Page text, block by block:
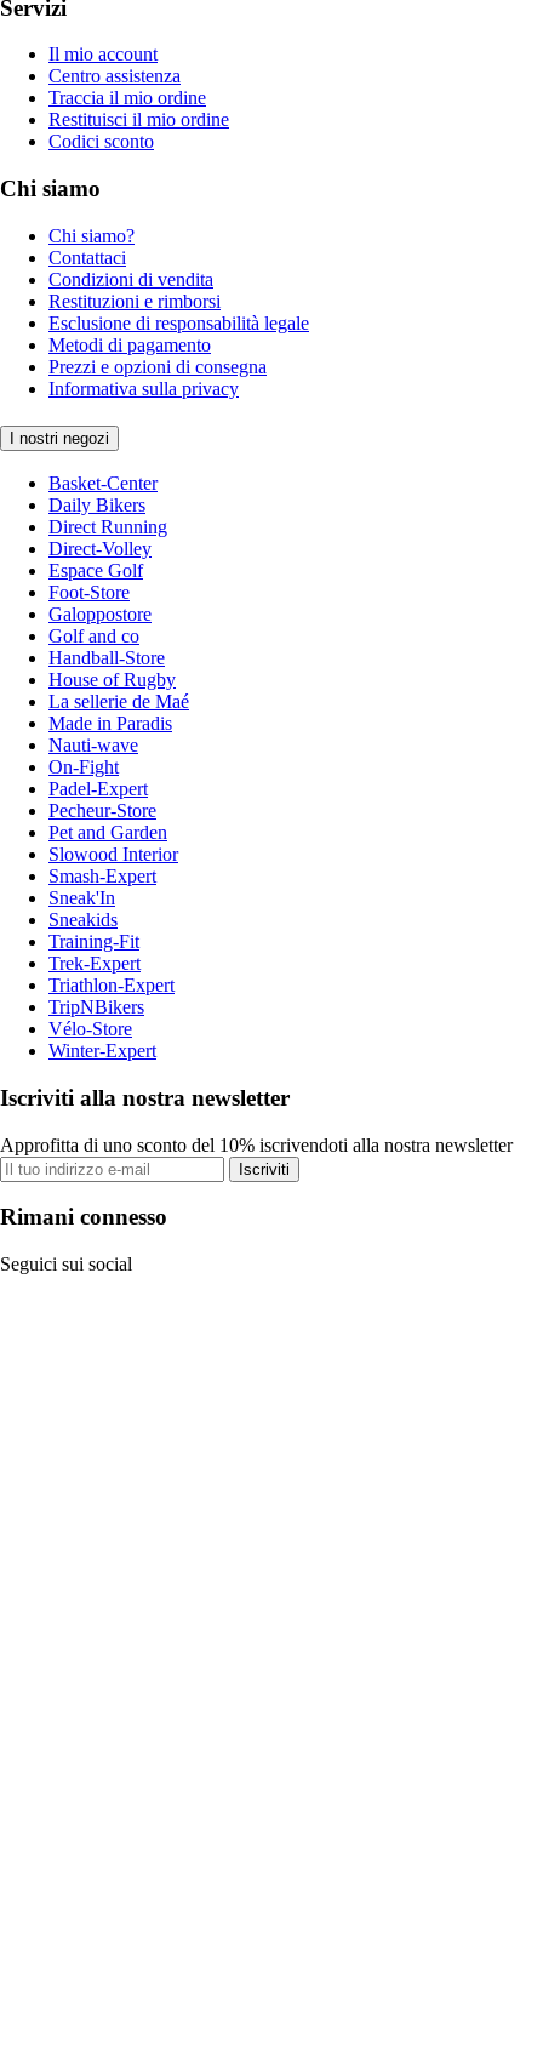
Servizi
Il mio account
Centro assistenza
Traccia il mio ordine
Restituisci il mio ordine
Codici sconto
Chi siamo
Chi siamo?
Contattaci
Condizioni di vendita
Restituzioni e rimborsi
Esclusione di responsabilità legale
Metodi di pagamento
Prezzi e opzioni di consegna
Informativa sulla privacy
I nostri negozi
Basket-Center
Daily Bikers
Direct Running
Direct-Volley
Espace Golf
Foot-Store
Galoppostore
Golf and co
Handball-Store
House of Rugby
La sellerie de Maé
Made in Paradis
Nauti-wave
On-Fight
Padel-Expert
Pecheur-Store
Pet and Garden
Slowood Interior
Smash-Expert
Sneak'In
Sneakids
Training-Fit
Trek-Expert
Triathlon-Expert
TripNBikers
Vélo-Store
Winter-Expert
Iscriviti alla nostra newsletter
Approfitta di uno sconto del 10% iscrivendoti alla nostra newsletter
Iscriviti
Rimani connesso
Seguici sui social